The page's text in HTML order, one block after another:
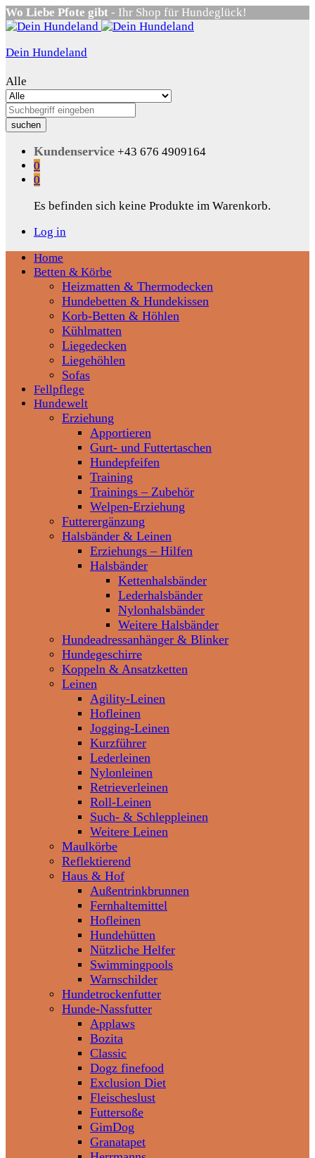
Wo Liebe Pfote gibt - Ihr Shop für Hundeglück!
Dein Hundeland
Alle
suchen
Kundenservice +43 676 4909164
0
0
Es befinden sich keine Produkte im Warenkorb.
Log in
Home
Betten & Körbe
Heizmatten & Thermodecken
Hundebetten & Hundekissen
Korb-Betten & Höhlen
Kühlmatten
Liegedecken
Liegehöhlen
Sofas
Fellpflege
Hundewelt
Erziehung
Apportieren
Gurt- und Futtertaschen
Hundepfeifen
Training
Trainings – Zubehör
Welpen-Erziehung
Futterergänzung
Halsbänder & Leinen
Erziehungs – Hilfen
Halsbänder
Kettenhalsbänder
Lederhalsbänder
Nylonhalsbänder
Weitere Halsbänder
Hundeadressanhänger & Blinker
Hundegeschirre
Koppeln & Ansatzketten
Leinen
Agility-Leinen
Hofleinen
Jogging-Leinen
Kurzführer
Lederleinen
Nylonleinen
Retrieverleinen
Roll-Leinen
Such- & Schleppleinen
Weitere Leinen
Maulkörbe
Reflektierend
Haus & Hof
Außentrinkbrunnen
Fernhaltemittel
Hofleinen
Hundehütten
Nützliche Helfer
Swimmingpools
Warnschilder
Hundetrockenfutter
Hunde-Nassfutter
Applaws
Bozita
Classic
Dogz finefood
Exclusion Diet
Fleischeslust
Futtersoße
GimDog
Granatapet